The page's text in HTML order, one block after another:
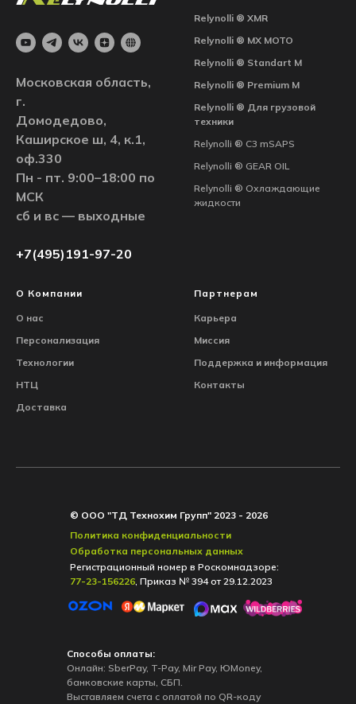
Московская область,
г.
Домодедово,
Каширское ш, 4, к.1,
оф.330
Пн - пт. 9:00–18:00 по
МСК
сб и вс — выходные
+7(495)191-97-20
Relynolli ® XMR
Relynolli ® MX MOTO
Relynolli ® Standart M
Relynolli ® Premium M
Relynolli ® Для грузовой
техники
Relynolli ® С3 mSAPS
Relynolli ® GEAR OIL
Relynolli ® Охлаждающие
жидкости
О Компании
О нас
Персонализация
Технологии
НТЦ
Доставка
Партнерам
Карьера
Миссия
Поддержка и информация
Контакты
© ООО "ТД Технохим Групп" 2023 - 2026
Регистрационный номер в Роскомнадзоре:
77-23-156226, Приказ № 394 от 29.12.2023
Обработка персональных данных
Политика конфиденциальности
Способы оплаты:
Онлайн: SberPay, T-Pay, Mir Pay, ЮMoney,
банковские карты, СБП.
Выставляем счета с оплатой по QR-коду